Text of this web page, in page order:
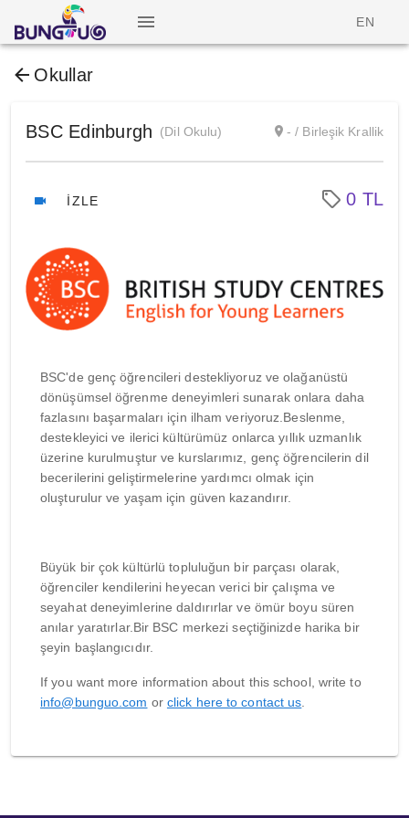
EN
Okullar
BSC Edinburgh (Dil Okulu) - / Birleşik Krallik
İZLE 0 TL
BSC'de genç öğrencileri destekliyoruz ve olağanüstü
dönüşümsel öğrenme deneyimleri sunarak onlara daha
fazlasını başarmaları için ilham veriyoruz.Beslenme,
destekleyici ve ilerici kültürümüz onlarca yıllık uzmanlık
üzerine kurulmuştur ve kurslarımız, genç öğrencilerin dil
becerilerini geliştirmelerine yardımcı olmak için
oluşturulur ve yaşam için güven kazandırır.
Büyük bir çok kültürlü topluluğun bir parçası olarak,
öğrenciler kendilerini heyecan verici bir çalışma ve
seyahat deneyimlerine daldırırlar ve ömür boyu süren
anılar yaratırlar.Bir BSC merkezi seçtiğinizde harika bir
şeyin başlangıcıdır.
If you want more information about this school, write to
info@bunguo.com or click here to contact us.